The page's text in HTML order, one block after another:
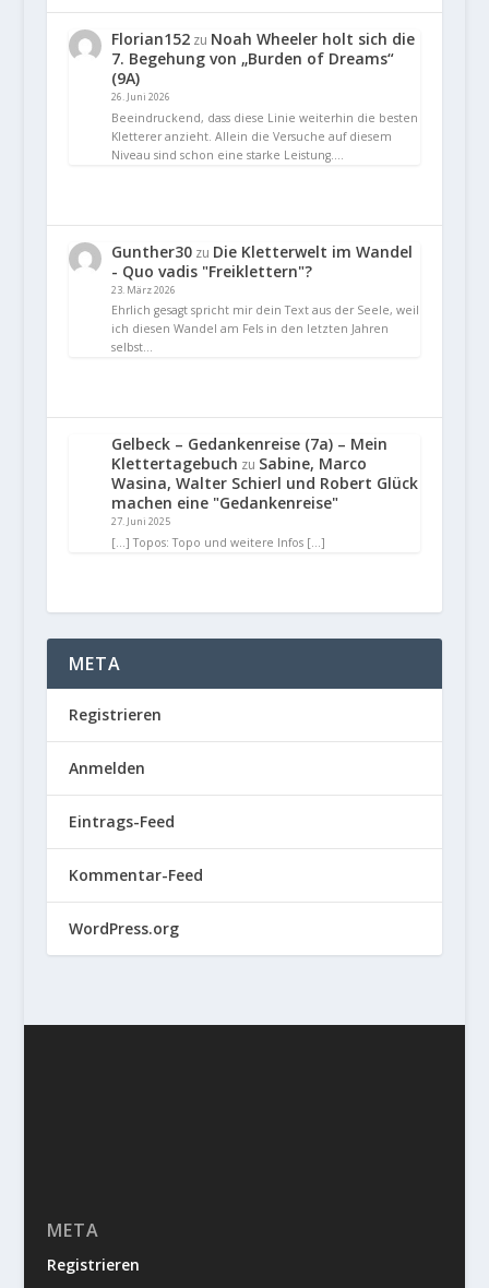
Florian152zu Noah Wheeler holt sich die
7. Begehung von „Burden of Dreams“
(9A)
26. Juni 2026
Beeindruckend, dass diese Linie weiterhin die besten
Kletterer anzieht. Allein die Versuche auf diesem
Niveau sind schon eine starke Leistung.…
Gunther30zu Die Kletterwelt im Wandel
- Quo vadis "Freiklettern"?
23. März 2026
Ehrlich gesagt spricht mir dein Text aus der Seele, weil
ich diesen Wandel am Fels in den letzten Jahren
selbst…
Gelbeck – Gedankenreise (7a) – Mein
Klettertagebuch zu Sabine, Marco
Wasina, Walter Schierl und Robert Glück
machen eine "Gedankenreise"
27. Juni 2025
[…] Topos: Topo und weitere Infos […]
META
Registrieren
Anmelden
Eintrags-Feed
Kommentar-Feed
WordPress.org
META
Registrieren